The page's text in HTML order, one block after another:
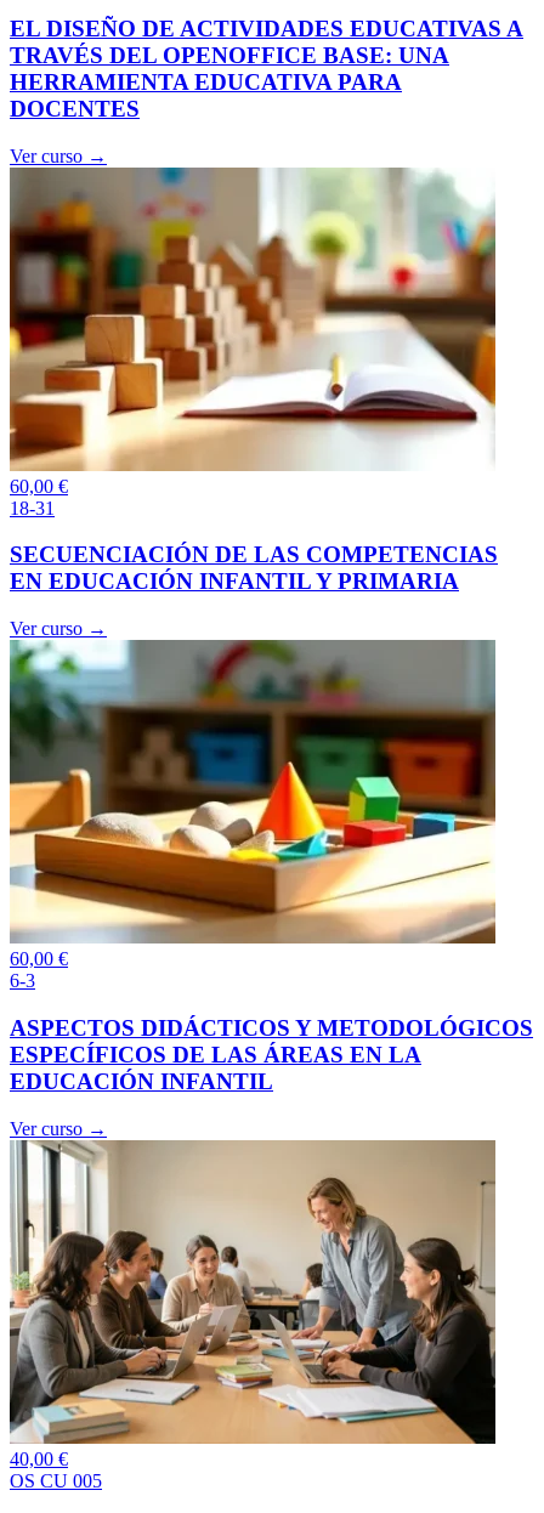
EL DISEÑO DE ACTIVIDADES EDUCATIVAS A
TRAVÉS DEL OPENOFFICE BASE: UNA
HERRAMIENTA EDUCATIVA PARA
DOCENTES
Ver curso →
60,00 €
18-31
SECUENCIACIÓN DE LAS COMPETENCIAS
EN EDUCACIÓN INFANTIL Y PRIMARIA
Ver curso →
60,00 €
6-3
ASPECTOS DIDÁCTICOS Y METODOLÓGICOS
ESPECÍFICOS DE LAS ÁREAS EN LA
EDUCACIÓN INFANTIL
Ver curso →
40,00 €
OS CU 005